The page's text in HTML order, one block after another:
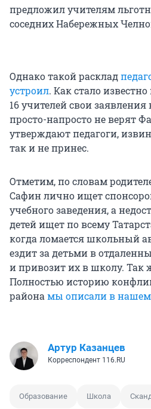
предложил учителям
соседних Набережных
Однако такой расклад
устроил. Как стало
16 учителей свои
просто-напросто не верят
утверждают педагоги,
так и не принес.
Отметим, по словам
Сафин лично ищет
учебного заведения, а
детей ищет по всему
когда ломается школьный
ездит за детьми в
и привозит их в школу. Так
Полностью историю
районамы описали в нашем
Артур Казанцев
Корреспондент 116.RU
Образование Школа